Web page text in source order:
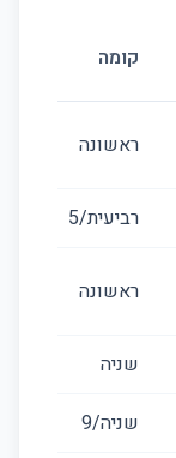
קומה
ראשונה
רביעית/5
ראשונה
שניה
שניה/9